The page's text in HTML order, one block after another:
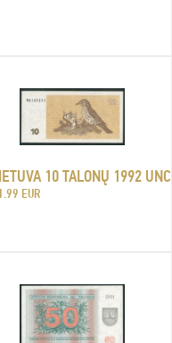
10 TALONŲ 1992 UNC
EUR